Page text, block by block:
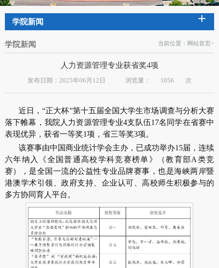
学院新闻
学院新闻 当前位置： 网站首页>
人力资源管理专业获省奖4项
发布日期：2025年06月12日 浏览量： 1056 次
近日，“正大杯”第十五届全国大学生市场调查与分析大赛
落下帷幕，我院人力资源管理专业4支队伍17名同学在省赛中
表现优异，获省一等奖1项，省三等奖3项。
该赛事由中国商业统计学会主办，已成功举办15届，连续
六年纳入《全国普通高校学科竞赛榜单》（教育部A类竞
赛），是全国一流的公益性专业品牌赛事，也是海峡两岸暨
港澳学术引领、政府支持、企业认可、高校师生积极参与的
多方协同育人平台。